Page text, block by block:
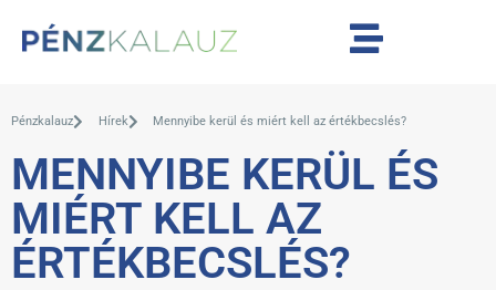
Pénzkalauz Hírek Mennyibe kerül és miért kell az értékbecslés?
MENNYIBE KERÜL ÉS
MIÉRT KELL AZ
ÉRTÉKBECSLÉS?